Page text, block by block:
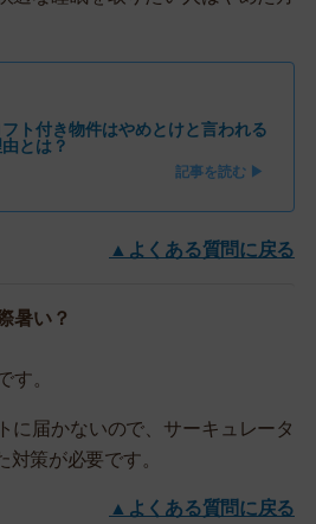
フト付き物件はやめとけと言われる
とは？
記事を読む ▶
▲よくある質問に戻る
暑い？
す。
に届かないので、サーキュレータ
策が必要です。
▲よくある質問に戻る